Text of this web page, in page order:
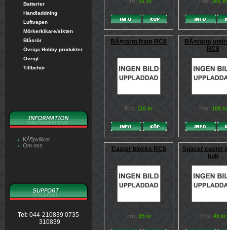
Batterier
Handladdning
Luftvapen
Mörkerkikare/sikten
Blåsrör
Övriga Hobby produkter
Övrigt
Tillbehör
KÃ¶pvillkor
Om oss
Tel: 044-210839 0735-
310839
BÃ¤rarm fram RC8
Pris: 116 kr
BÃ¤rarm
RC8
Pris: 108 kr
Caster blocks RC8
Pris: 85 kr
Spacer caster
hub
Pris: 46 kr